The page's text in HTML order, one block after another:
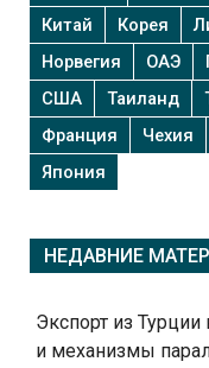
Китай
Корея
Норвегия
ОАЭ
США
Таиланд
Франция
Чехия
Япония
НЕДАВНИЕ
Экспорт из
и механизмы